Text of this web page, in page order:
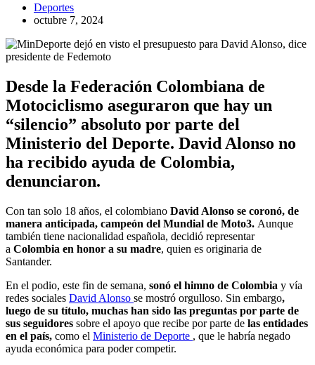
Deportes
octubre 7, 2024
Desde la Federación Colombiana de
Motociclismo aseguraron que hay un
“silencio” absoluto por parte del
Ministerio del Deporte. David Alonso no
ha recibido ayuda de Colombia,
denunciaron.
Con tan solo 18 años, el colombiano David Alonso se coronó, de
manera anticipada, campeón del Mundial de Moto3. Aunque
también tiene nacionalidad española, decidió representar
a Colombia en honor a su madre, quien es originaria de
Santander.
En el podio, este fin de semana, sonó el himno de Colombia y vía
redes sociales David Alonso se mostró orgulloso. Sin embargo,
luego de su título, muchas han sido las preguntas por parte de
sus seguidores sobre el apoyo que recibe por parte de las entidades
en el país, como el Ministerio de Deporte , que le habría negado
ayuda económica para poder competir.